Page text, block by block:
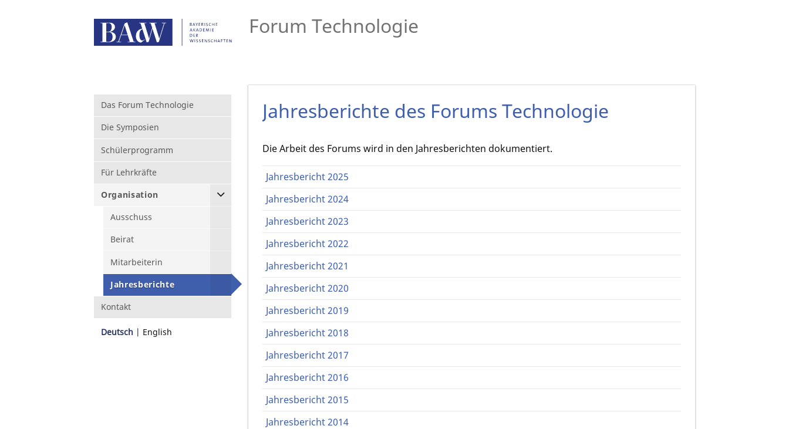
Forum Technologie
Das Forum Technologie
Die Symposien
Schülerprogramm
Für Lehrkräfte
Organisation
Ausschuss
Beirat
Mitarbeiterin
Jahresberichte
Kontakt
Deutsch English
Jahresberichte des Forums Technologie
Die Arbeit des Forums wird in den Jahresberichten dokumentiert.
Jahresbericht 2025
Jahresbericht 2024
Jahresbericht 2023
Jahresbericht 2022
Jahresbericht 2021
Jahresbericht 2020
Jahresbericht 2019
Jahresbericht 2018
Jahresbericht 2017
Jahresbericht 2016
Jahresbericht 2015
Jahresbericht 2014